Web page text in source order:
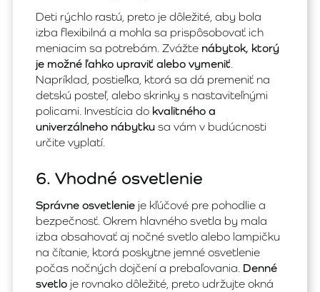
Deti rýchlo rastú, preto je dôležité, aby bola
izba flexibilná a mohla sa prispôsobovať ich
meniacim sa potrebám. Zvážte nábytok, ktorý
je možné ľahko upraviť alebo vymeniť.
Napríklad, postieľka, ktorá sa dá premeniť na
detskú posteľ, alebo skrinky s nastaviteľnými
policami. Investícia do kvalitného a
univerzálneho nábytku sa vám v budúcnosti
určite vyplatí.
6. Vhodné osvetlenie
Správne osvetlenie je kľúčové pre pohodlie a
bezpečnosť. Okrem hlavného svetla by mala
izba obsahovať aj nočné svetlo alebo lampičku
na čítanie, ktorá poskytne jemné osvetlenie
počas nočných dojčení a prebaľovania. Denné
svetlo je rovnako dôležité, preto udržujte okná